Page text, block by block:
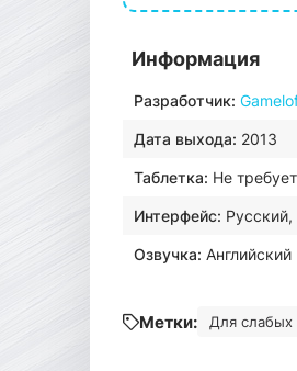
Информация
Разработчик:
Дата выхода: 2013
Таблетка: Не
Интерфейс: Русский,
Озвучка: Английский
Метки: Для слабых